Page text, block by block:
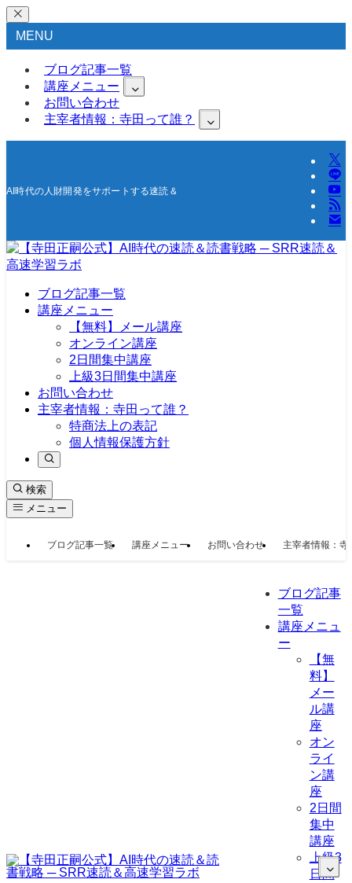
MENU
ブログ記事一覧
講座メニュー
お問い合わせ
主宰者情報：寺田って誰？
AI時代の人財開発をサポートする速読＆高速学習の研究所
ブログ記事一覧
講座メニュー
【無料】メール講座
オンライン講座
2日間集中講座
上級3日間集中講座
お問い合わせ
主宰者情報：寺田って誰？
特商法上の表記
個人情報保護方針
検索
メニュー
ブログ記事一覧 講座メニュー お問い合わせ 主宰者情報：寺
ブログ記事
一覧
講座メニュ
ー
【無
料】
メー
ル講
座
オン
ライ
ン講
座
2日間
集中
講座
上級3
日間